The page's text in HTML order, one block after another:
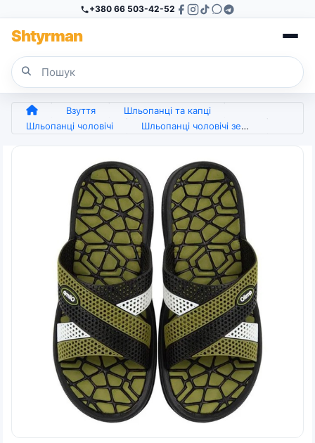
+380 66 503-42-52
Shtyrman
Взуття
Шльопанці та капці
Шльопанці чоловічі
Шльопанці чоловічі зелені (арт. 6727)